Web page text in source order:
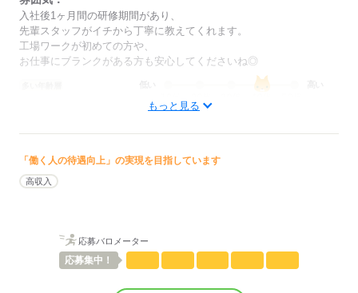
あなたのモチベーションを、しっかりお給料で還元します◎
応募する
入社後1ヶ月間の研修期間があり、
先輩スタッフがイチから丁寧に教えてくれます。
工場ワークが初めての方や、
お仕事にブランクがある方も安心してくださいね◎
低い
仕事の仕方 ひとりで
未経験OKの機械オペレーターの部署です
10人
もっと見る
「働く人の待遇向上」の実現を目指しています
高収入
応募バロメーター
応募集中！